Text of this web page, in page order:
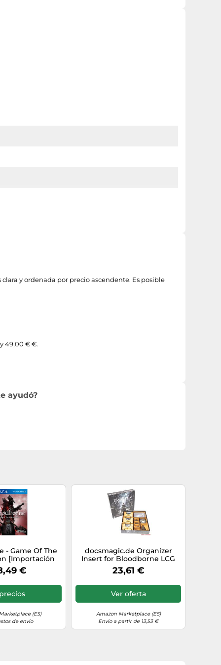
y ordenada por precio ascendente. Es posible
49,00 € €.
ayudó?
- Game Of The
[Importación
€
(ES)
de envío
docsmagic.de Organizer
Insert for Bloodborne LCG
Box - Einsatz
23,61 €
Ver oferta
Amazon Marketplace (ES)
Envío a partir de 13,53 €